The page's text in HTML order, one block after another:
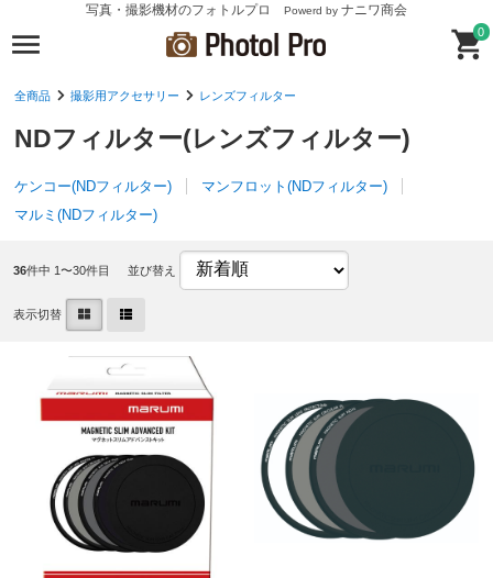
写真・撮影機材のフォトルプロ Powerd by ナニワ商会
0
全商品 撮影用アクセサリー レンズフィルター
NDフィルター(レンズフィルター)
ケンコー(NDフィルター)
マンフロット(NDフィルター)
マルミ(NDフィルター)
36件中 1〜30件目 並び替え
表示切替